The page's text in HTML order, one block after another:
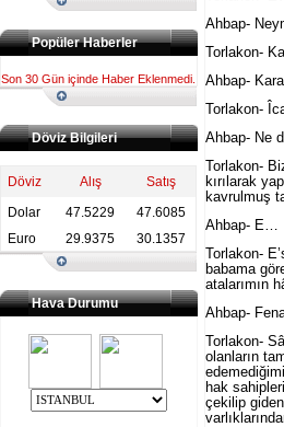
Ahbap-
Torlakon-
Ahbap-
Torlakon-
Ahbap- Ne
Torlakon-
kırılarak
kavrulmuş
Ahbap- E…
Torlakon-
babama
atalarımın
Ahbap-
Torlakon-
olanların
hak
çekilip
Popüler Haberler
Son 30 Gün içinde Haber Eklenmedi.
Döviz Bilgileri
Döviz Alış
Satış
Dolar
47.5229
47.6085
Euro
29.9375 30.1357
Hava Durumu